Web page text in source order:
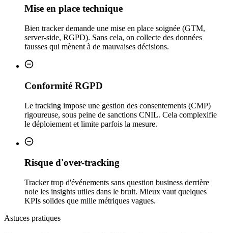
Mise en place technique
Bien tracker demande une mise en place soignée (GTM,
server-side, RGPD). Sans cela, on collecte des données
fausses qui mènent à de mauvaises décisions.
Conformité RGPD
Le tracking impose une gestion des consentements (CMP)
rigoureuse, sous peine de sanctions CNIL. Cela complexifie
le déploiement et limite parfois la mesure.
Risque d'over-tracking
Tracker trop d'événements sans question business derrière
noie les insights utiles dans le bruit. Mieux vaut quelques
KPIs solides que mille métriques vagues.
Astuces pratiques